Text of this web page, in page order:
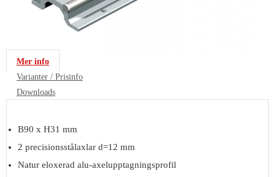
Mer info
Varianter / Prisinfo
Downloads
B90 x H31 mm
2 precisionsstålaxlar d=12 mm
Natur eloxerad alu-axelupptagningsprofil